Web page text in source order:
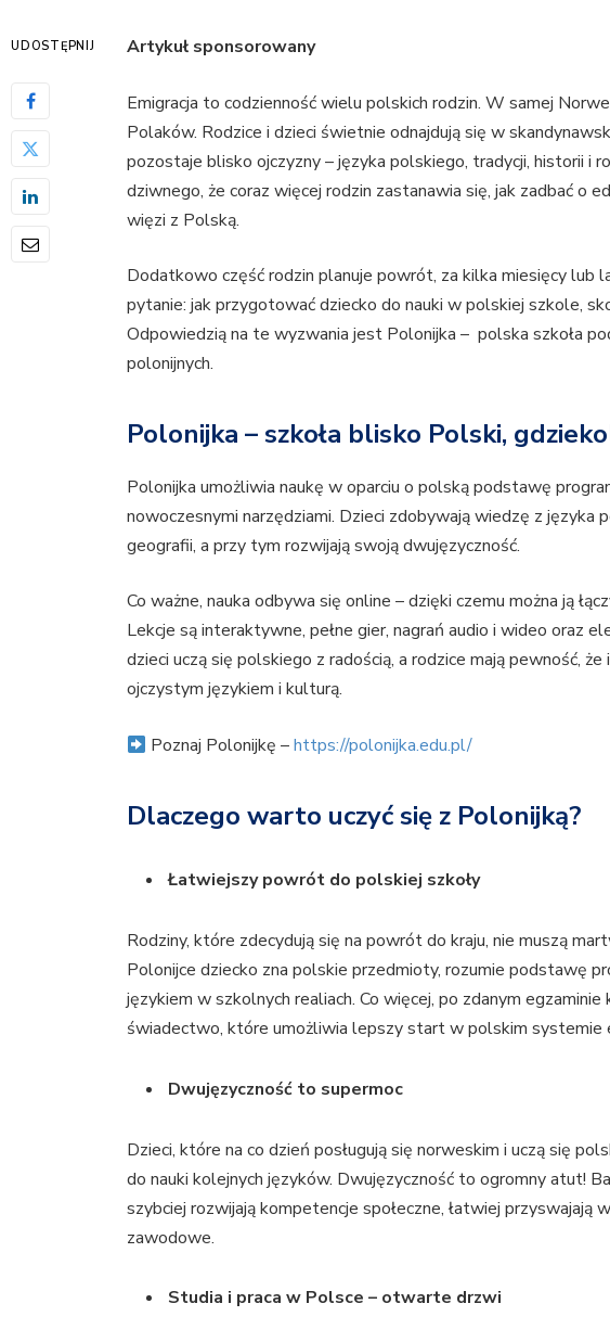
UDOSTĘPNIJ Artykuł sponsorowany
Emigracja to codzienność wielu polskich rodzin. W samej
Polaków. Rodzice i dzieci świetnie odnajdują się w
pozostaje blisko ojczyzny – języka polskiego, tradycji, historii i
dziwnego, że coraz więcej rodzin zastanawia się, jak zadbać o
więzi z Polską.
Dodatkowo część rodzin planuje powrót, za kilka miesięcy lub
pytanie: jak przygotować dziecko do nauki w polskiej szkole,
Odpowiedzią na te wyzwania jest Polonijka – polska szkoła
polonijnych.
Polonijka – szkoła blisko Polski,
Polonijka umożliwia naukę w oparciu o polską podstawę
nowoczesnymi narzędziami. Dzieci zdobywają wiedzę z języka
geografii, a przy tym rozwijają swoją dwujęzyczność.
Co ważne, nauka odbywa się online – dzięki czemu można ją
Lekcje są interaktywne, pełne gier, nagrań audio i wideo oraz
dzieci uczą się polskiego z radością, a rodzice mają pewność,
ojczystym językiem i kulturą.
Poznaj Polonijkę –https://polonijka.edu.pl/
Dlaczego warto uczyć się z Polonijką?
Łatwiejszy powrót do polskiej szkoły
Rodziny, które zdecydują się na powrót do kraju, nie muszą
Polonijce dziecko zna polskie przedmioty, rozumie podstawę
językiem w szkolnych realiach. Co więcej, po zdanym
świadectwo, które umożliwia lepszy start w polskim systemie
Dwujęzyczność to supermoc
Dzieci, które na co dzień posługują się norweskim i uczą się
do nauki kolejnych języków. Dwujęzyczność to ogromny atut!
szybciej rozwijają kompetencje społeczne, łatwiej przyswajają
zawodowe.
Studia i praca w Polsce – otwarte drzwi